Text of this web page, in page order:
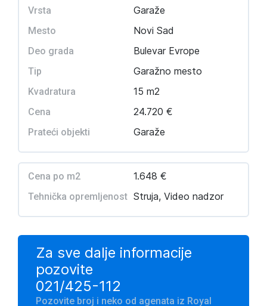
Vrsta Garaže
Mesto Novi Sad
Deo grada Bulevar Evrope
Tip Garažno mesto
Kvadratura 15 m2
Cena 24.720 €
Prateći objekti Garaže
Cena po m2 1.648 €
Tehnička opremljenost Struja, Video nadzor
Za sve dalje informacije
pozovite
021/425-112
Pozovite broj i neko od agenata iz Royal